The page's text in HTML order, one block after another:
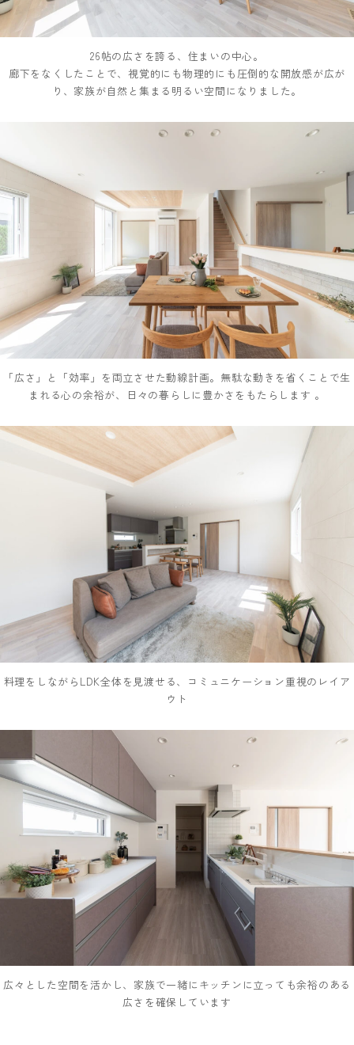
26帖の広さを誇る、住まいの中心。
廊下をなくしたことで、視覚的にも物理的にも圧倒的な開放感が広が
り、家族が自然と集まる明るい空間になりました。
「広さ」と「効率」を両立させた動線計画。無駄な動きを省くことで生
まれる心の余裕が、日々の暮らしに豊かさをもたらします 。
料理をしながらLDK全体を見渡せる、コミュニケーション重視のレイア
ウト
広々とした空間を活かし、家族で一緒にキッチンに立っても余裕のある
広さを確保しています